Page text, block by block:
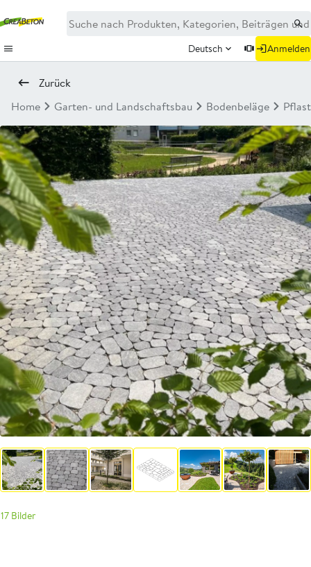
Deutsch Anmelden
Zurück
Home
Garten- und Landschaftsbau Bodenbeläge
17 Bilder